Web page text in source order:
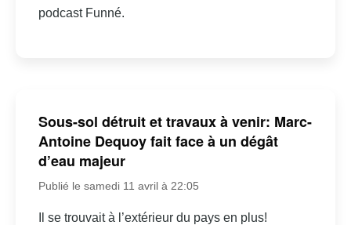
podcast Funné.
Sous-sol détruit et travaux à venir: Marc-
Antoine Dequoy fait face à un dégât
d’eau majeur
Publié le samedi 11 avril à 22:05
Il se trouvait à l’extérieur du pays en plus!